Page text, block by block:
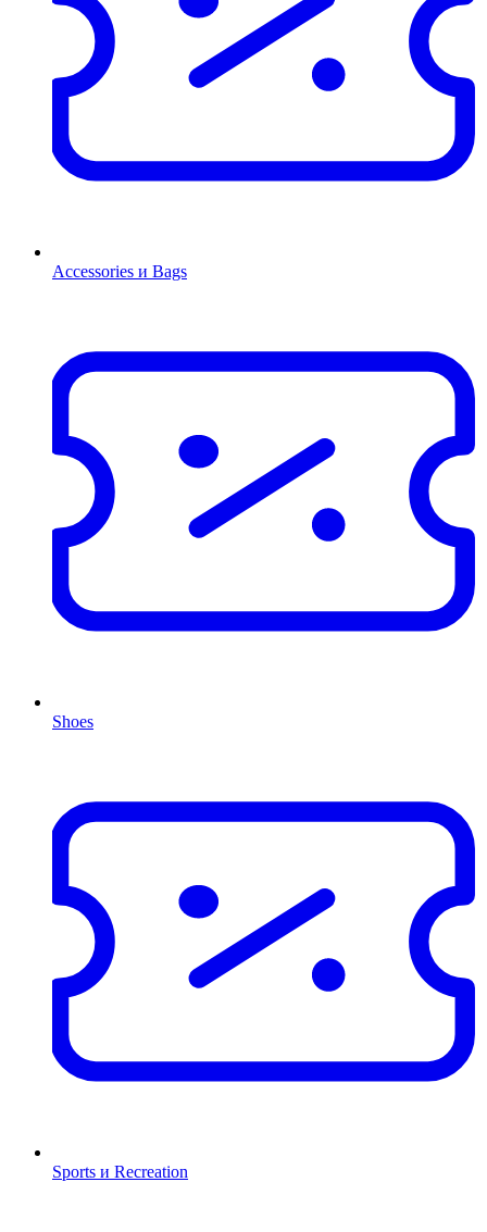
Accessories и Bags
Shoes
Sports и Recreation